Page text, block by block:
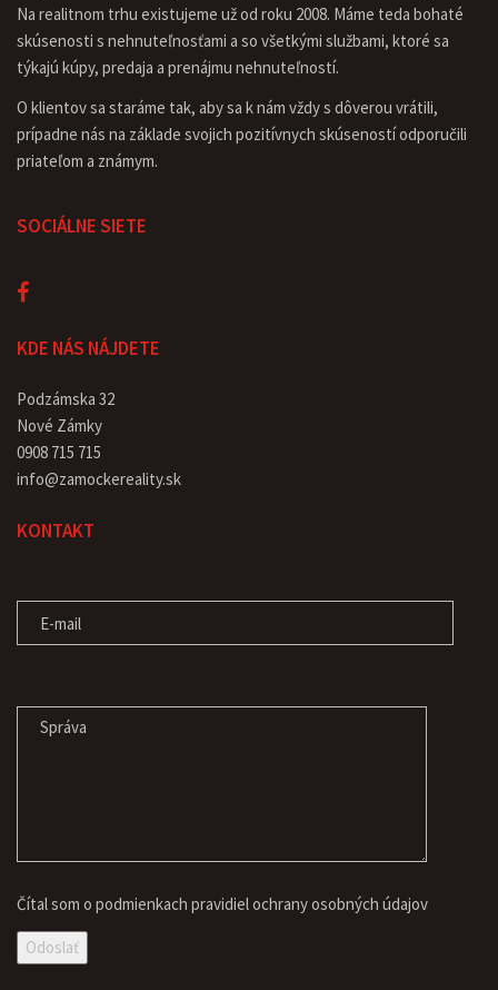
Na realitnom trhu existujeme už od roku 2008. Máme teda bohaté
skúsenosti s nehnuteľnosťami a so všetkými službami, ktoré sa
týkajú kúpy, predaja a prenájmu nehnuteľností.
O klientov sa staráme tak, aby sa k nám vždy s dôverou vrátili,
prípadne nás na základe svojich pozitívnych skúseností odporučili
priateľom a známym.
SOCIÁLNE SIETE
KDE NÁS NÁJDETE
Podzámska 32
Nové Zámky
0908 715 715
info@zamockereality.sk
KONTAKT
Čítal som o podmienkach pravidielochrany osobných údajov